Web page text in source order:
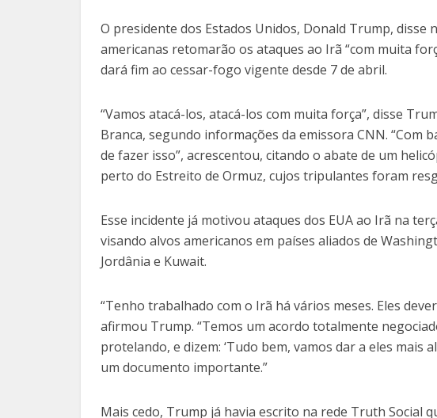
O presidente dos Estados Unidos, Donald Trump, disse
americanas retomarão os ataques ao Irã “com muita
dará fim ao cessar-fogo vigente desde 7 de abril.
“Vamos atacá-los, atacá-los com muita força”, disse
Branca, segundo informações da emissora CNN. “Com
de fazer isso”, acrescentou, citando o abate de um
perto do Estreito de Ormuz, cujos tripulantes foram
Esse incidente já motivou ataques dos EUA ao Irã na
visando alvos americanos em países aliados de
Jordânia e Kuwait.
“Tenho trabalhado com o Irã há vários meses. Eles
afirmou Trump. “Temos um acordo totalmente
protelando, e dizem: ‘Tudo bem, vamos dar a eles mais
um documento importante.”
Mais cedo, Trump já havia escrito na rede Truth Social